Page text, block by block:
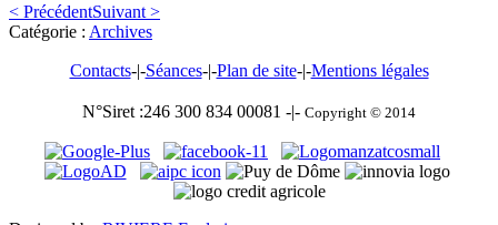
< PrécédentSuivant >
Catégorie : Archives
Contacts-|-Séances-|-Plan de site-|-Mentions légales
N°Siret :246 300 834 00081 -|- Copyright © 2014